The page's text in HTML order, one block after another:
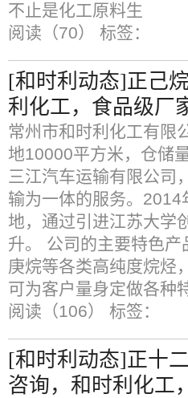
不止是化工原料生
阅读（70） 标签：
[和时利动态]正己
利化工，食品级厂
常州市和时利化工有限
地10000平方米，仓储
三江汽车运输有限公司
输为一体的服务。
地，通过引进江苏大学
升。 公司的主要特色
庚烷等各类高纯度烷烃
可为客户量身定做各种
阅读（106） 标签：
[和时利动态]正十
咨询，和时利化工